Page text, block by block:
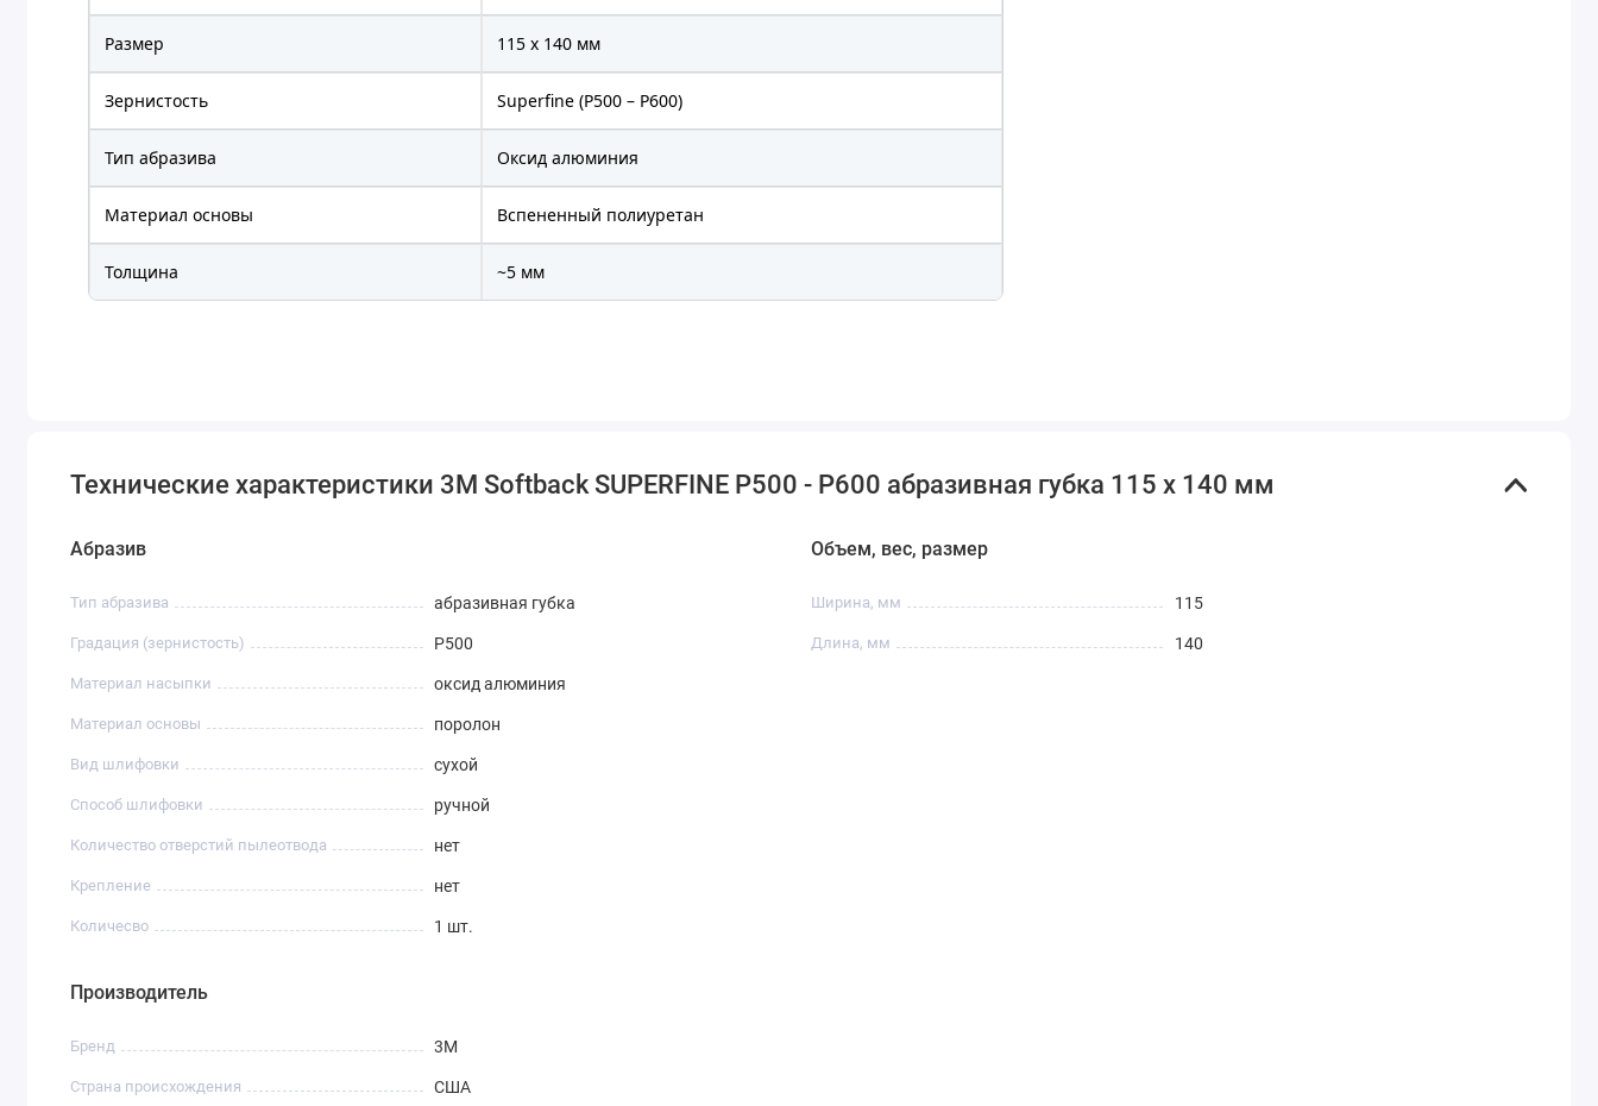
Размер 115 х 140 мм
Зернистость Superfine (P500 – P600)
Тип абразива Оксид алюминия
Материал основы Вспененный полиуретан
Толщина ~5 мм
Технические характеристики 3M Softback SUPERFINE Р500 - P600 абразивная губка 115 х 140 мм
Абразив
Тип абразива абразивная губка
Градация (зернистость) P500
Материал насыпки оксид алюминия
Материал основы поролон
Вид шлифовки сухой
Способ шлифовки ручной
Количество отверстий пылеотвода нет
Крепление нет
Количесво 1 шт.
Объем, вес, размер
Ширина, мм 115
Длина, мм 140
Производитель
Бренд 3M
Страна происхождения США